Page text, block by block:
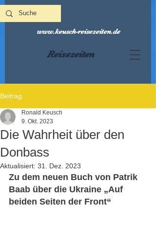
Reisezeiten
www.keusch-reisezeiten.de
Beitrag
Die Wahrheit über den
Donbass
Ronald Keusch
9. Okt. 2023
Aktualisiert: 31. Dez. 2023
Zu dem neuen Buch von Patrik
Baab über die Ukraine „Auf
beiden Seiten der Front“